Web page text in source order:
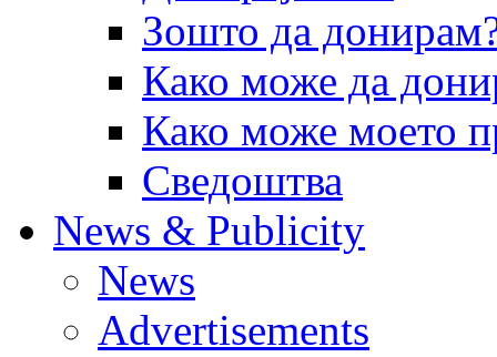
Зошто да
Како може да
Како може моето
Сведоштва
News & Publicity
News
Advertisements